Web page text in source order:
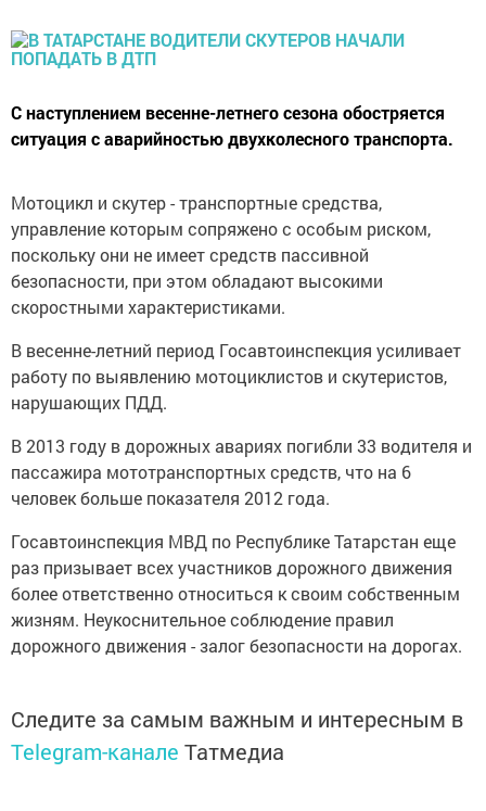
С наступлением весенне-летнего сезона обостряется
ситуация с аварийностью двухколесного транспорта.
Мотоцикл и скутер - транспортные средства,
управление которым сопряжено с особым риском,
поскольку они не имеет средств пассивной
безопасности, при этом обладают высокими
скоростными характеристиками.
В весенне-летний период Госавтоинспекция усиливает
работу по выявлению мотоциклистов и скутеристов,
нарушающих ПДД.
В 2013 году в дорожных авариях погибли 33 водителя и
пассажира мототранспортных средств, что на 6
человек больше показателя 2012 года.
Госавтоинспекция МВД по Республике Татарстан еще
раз призывает всех участников дорожного движения
более ответственно относиться к своим собственным
жизням. Неукоснительное соблюдение правил
дорожного движения - залог безопасности на дорогах.
Следите за самым важным и интересным в
Telegram-канале Татмедиа